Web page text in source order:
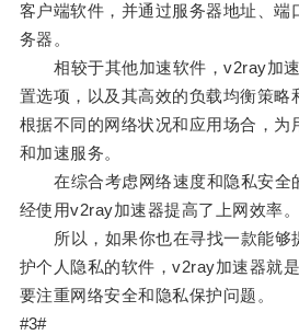
客户端软件，并通过服务器地址、端
务器。
相较于其他加速软件，v2ray加速
置选项，以及其高效的负载均衡策略
根据不同的网络状况和应用场合，为
和加速服务。
在综合考虑网络速度和隐私安全
经使用v2ray加速器提高了上网效率。
所以，如果你也在寻找一款能够
护个人隐私的软件，v2ray加速器就
要注重网络安全和隐私保护问题。
#3#